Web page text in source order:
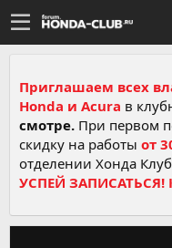
Приглашаем всех
Honda и Acura в
смотре. При первом
скидку на работы от
отделении Хонда
УСПЕЙ